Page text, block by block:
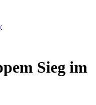
Sieg im